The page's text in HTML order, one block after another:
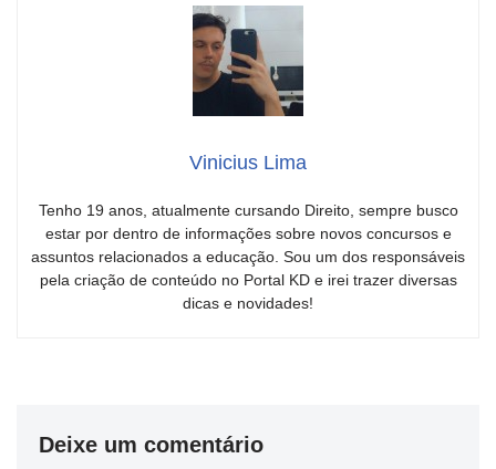
Vinicius Lima
Tenho 19 anos, atualmente cursando Direito, sempre busco
estar por dentro de informações sobre novos concursos e
assuntos relacionados a educação. Sou um dos responsáveis
pela criação de conteúdo no Portal KD e irei trazer diversas
dicas e novidades!
Deixe um comentário